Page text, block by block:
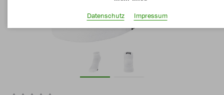
Datenschutz
Impressum